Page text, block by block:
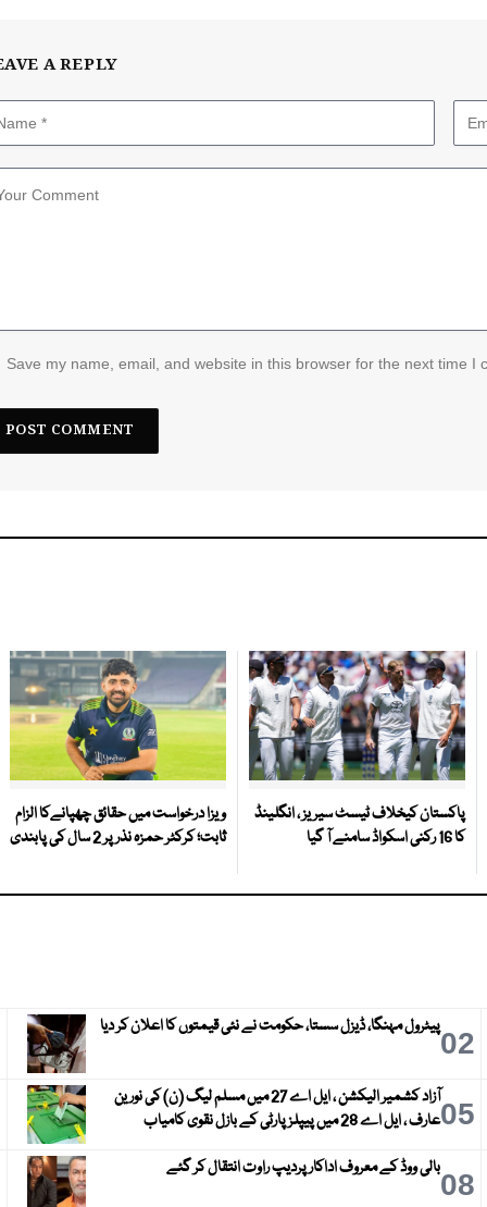
A REPLY
Save my name, email, and website in this browser for the next time I
پاکستان کیخلاف ٹیسٹ سیریز ، انگلینڈ
کا 16 رکنی اسکواڈ سامنے آ گیا
ویزا درخواست میں حقائق چھپانےکا الزام
ثابت؛ کرکٹر حمزہ نذر پر 2 سال کی پابندی
02پیٹرول مہنگا، ڈیزل سستا، حکومت نے نئی قیمتوں کا اعلان کر دیا
05
آزاد کشمیر الیکشن ، ایل اے 27 میں مسلم لیگ (ن) کی نورین
عارف ، ایل اے 28 میں پیپلز پارٹی کے بازل نقوی کامیاب
08بالی ووڈ کے معروف اداکار پردیپ راوت انتقال کر گئے